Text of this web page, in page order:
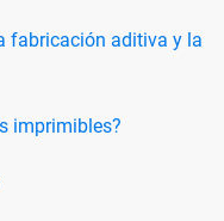
fabricación aditiva y la
imprimibles?